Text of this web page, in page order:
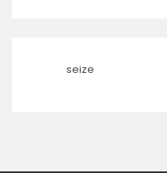
seize